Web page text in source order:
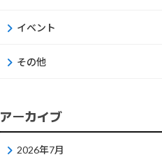
イベント
その他
アーカイブ
2026年7月